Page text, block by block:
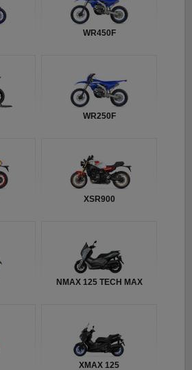
WR450F
WR250F
XSR900
NMAX 125 TECH MAX
XMAX 125